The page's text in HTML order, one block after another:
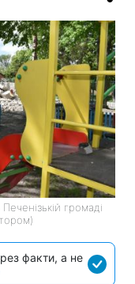
громаді
факти, а не